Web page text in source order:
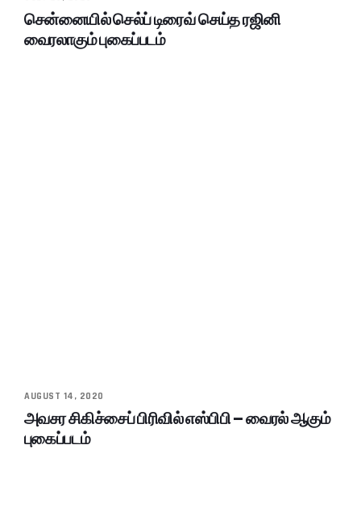
சென்னையில் செல்ப் டிரைவ் செய்த ரஜினி
வைரலாகும் புகைப்படம்
AUGUST 14, 2020
அவசர சிகிச்சைப் பிரிவில் எஸ்பிபி – வைரல் ஆகும்
புகைப்படம்